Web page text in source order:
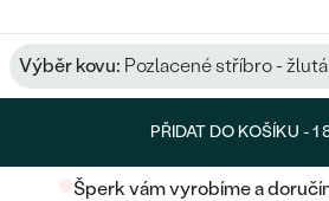
Výběr kovu: Pozlacené stříbro -
PŘIDAT DO KOŠÍKU -1
Šperk vám vyrobíme a